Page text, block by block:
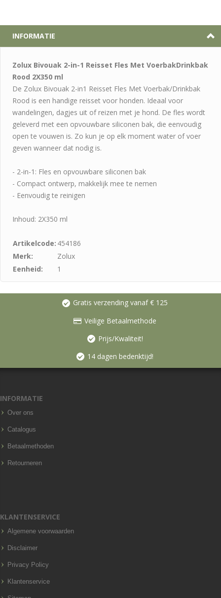
INFORMATIE
Zolux Bivouak 2-in-1 Reisset Fles Met VoerbakDrinkbak
Rood 2X350 ml
De Zolux Bivouak 2-in1 Reisset Fles Met Voerbak/Drinkbak
Rood is een handige reisset voor honden. Ideaal voor
wandelingen, dagjes uit of reizen met je hond. De fles wordt
geleverd met een opvouwbare siliconen bak, die eenvoudig
open te vouwen is. Zo kun je op elk moment water of voer
geven wanneer dat nodig is.
- 2-in-1: Fles en opvouwbare siliconen bak
- Compact ontwerp, makkelijk mee te nemen
- Eenvoudig te reinigen
Inhoud: 2X350 ml
Artikelcode: 454186
Merk:
Zolux
Eenheid:
1
Gratis verzending vanaf € 125
Veilige Betaalmethode
Prijs/Kwaliteit!
14 dagen bedenktijd!
INFORMATIE
Over ons
Catalogus
Betaalmethoden
Retourneren
KLANTENSERVICE
Algemene voorwaarden
Disclaimer
Privacy Policy
Klantenservice